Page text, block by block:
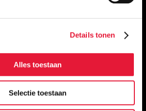
Details tonen
Alles toestaan
Selectie toestaan